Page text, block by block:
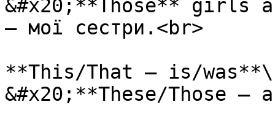
&#x20;**Those** girls
– мої сестри.<br>
**This/That – is/was**\
&#x20;**These/Those –